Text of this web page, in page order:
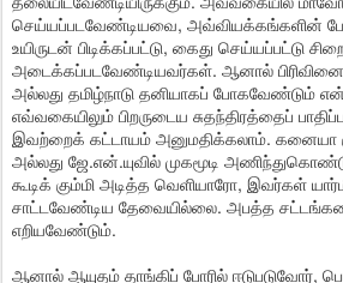
செய்யப்படவேண்டியவை, அவ்வியக்கங்களின்
உயிருடன் பிடிக்கப்பட்டு, கைது செய்யப்பட்டு
அடைக்கப்படவேண்டியவர்கள். ஆனால்
அல்லது தமிழ்நாடு தனியாகப் போகவேண்டும்
எவ்வகையிலும் பிறருடைய சுதந்திரத்தைப்
இவற்றைக் கட்டாயம் அனுமதிக்கலாம். கனையா
அல்லது ஜே.என்.யுவில் முகமூடி
கூடிக் கும்மி அடித்த வெளியாரோ, இவர்கள்
சாட்டவேண்டிய தேவையில்லை. அபத்த
எறியவேண்டும்.
ஆனால் ஆயுதம் தாங்கிப் போரில் ஈடுபடுவோர்,